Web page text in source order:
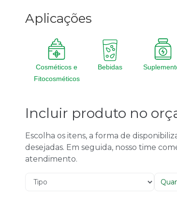
Aplicações
Cosméticos e
Fitocosméticos
Bebidas
Incluir produto no
Escolha os itens, a forma de
desejadas. Em seguida, nosso time
atendimento.